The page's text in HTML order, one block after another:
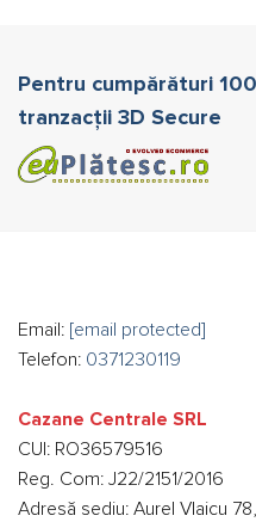
Pentru cumpărături
tranzacții 3D Secure
Email: [email protected]
Telefon: 0371230119
Cazane Centrale SRL
CUI: RO36579516
Reg. Com: J22/2151/2016
Adresă sediu: Aurel Vlaicu